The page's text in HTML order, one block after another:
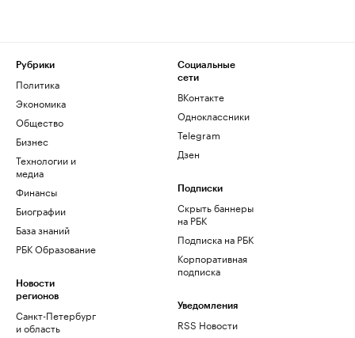
Рубрики
Политика
Экономика
Общество
Бизнес
Технологии и
медиа
Финансы
Биографии
База знаний
РБК Образование
Новости
регионов
Санкт-Петербург
и область
Социальные
сети
ВКонтакте
Одноклассники
Telegram
Дзен
Подписки
Скрыть баннеры
на РБК
Подписка на РБК
Корпоративная
подписка
Уведомления
RSS Новости